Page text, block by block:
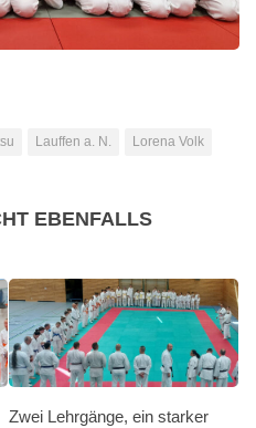
Lauffen a. N. Lorena Volk
EBENFALLS
Zwei Lehrgänge, ein starker